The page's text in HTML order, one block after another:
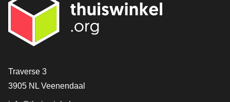
[_General:Contact]
Traverse 3
3905 NL Veenendaal